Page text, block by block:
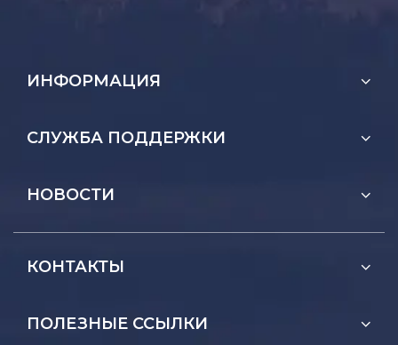
ИНФОРМАЦИЯ
СЛУЖБА ПОДДЕРЖКИ
НОВОСТИ
КОНТАКТЫ
ПОЛЕЗНЫЕ ССЫЛКИ